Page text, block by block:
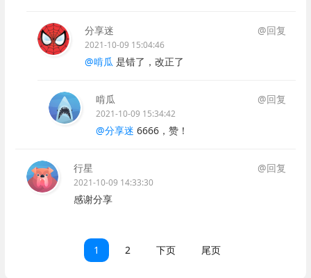
分享迷 @回复
2021-10-09 15:04:46
@啃瓜 是错了，改正了
啃瓜 @回复
2021-10-09 15:34:42
@分享迷 6666，赞！
行星 @回复
2021-10-09 14:33:30
感谢分享
1 2 下页 尾页